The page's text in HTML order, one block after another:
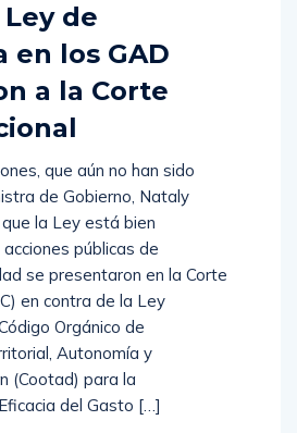
de
en los GAD
a la Corte
que aún no han sido
de Gobierno, Nataly
la Ley está bien
públicas de
se presentaron en la Corte
en contra de la Ley
Orgánico de
Autonomía y
(Cootad) para la
del Gasto […]